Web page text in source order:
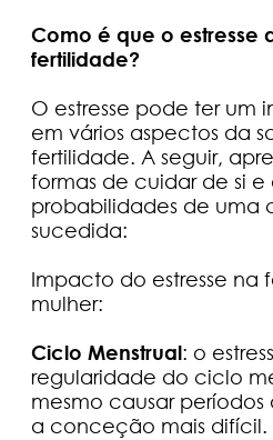
Como é que o estresse
fertilidade?
O estresse pode ter um
em vários aspectos da
fertilidade. A seguir,
formas de cuidar de si e
probabilidades de uma
sucedida:
Impacto do estresse na
mulher:
Ciclo Menstrual: o
regularidade do ciclo
mesmo causar
a conceção mais difícil.